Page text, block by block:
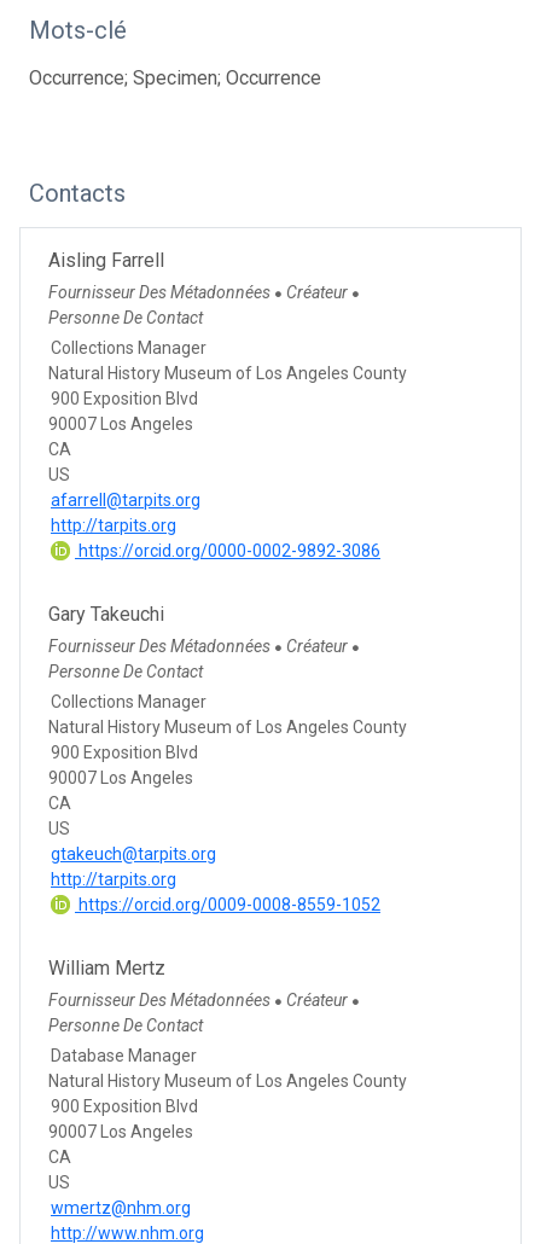
Mots-clé
Occurrence; Specimen; Occurrence
Contacts
Aisling Farrell
Fournisseur Des Métadonnées ● Créateur ●
Personne De Contact
Collections Manager
Natural History Museum of Los Angeles County
900 Exposition Blvd
90007 Los Angeles
CA
US
afarrell@tarpits.org
http://tarpits.org
https://orcid.org/0000-0002-9892-3086
Gary Takeuchi
Fournisseur Des Métadonnées ● Créateur ●
Personne De Contact
Collections Manager
Natural History Museum of Los Angeles County
900 Exposition Blvd
90007 Los Angeles
CA
US
gtakeuch@tarpits.org
http://tarpits.org
https://orcid.org/0009-0008-8559-1052
William Mertz
Fournisseur Des Métadonnées ● Créateur ●
Personne De Contact
Database Manager
Natural History Museum of Los Angeles County
900 Exposition Blvd
90007 Los Angeles
CA
US
wmertz@nhm.org
http://www.nhm.org